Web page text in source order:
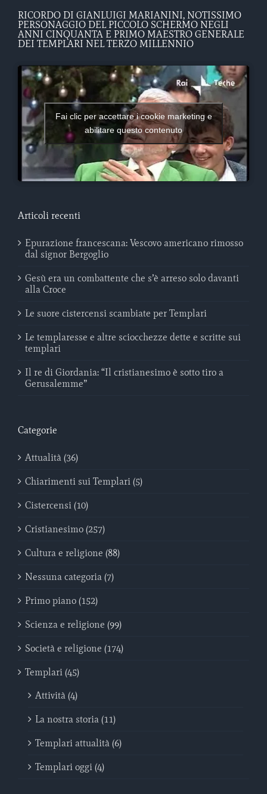
RICORDO DI GIANLUIGI MARIANINI, NOTISSIMO
PERSONAGGIO DEL PICCOLO SCHERMO NEGLI
ANNI CINQUANTA E PRIMO MAESTRO GENERALE
DEI TEMPLARI NEL TERZO MILLENNIO
Fai clic per accettare i cookie marketing e
abilitare questo contenuto
Articoli recenti
Epurazione francescana: Vescovo americano rimosso
dal signor Bergoglio
Gesù era un combattente che s’è arreso solo davanti
alla Croce
Le suore cistercensi scambiate per Templari
Le templaresse e altre sciocchezze dette e scritte sui
templari
Il re di Giordania: “Il cristianesimo è sotto tiro a
Gerusalemme”
Categorie
Attualità (36)
Chiarimenti sui Templari (5)
Cistercensi (10)
Cristianesimo (257)
Cultura e religione (88)
Nessuna categoria (7)
Primo piano (152)
Scienza e religione (99)
Società e religione (174)
Templari (45)
Attività (4)
La nostra storia (11)
Templari attualità (6)
Templari oggi (4)